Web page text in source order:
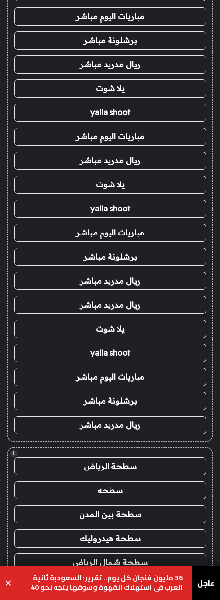
مباريات اليوم مباشر
برشلونة مباشر
ريال مدريد مباشر
يلا شوت
yalla shoot
مباريات اليوم مباشر
ريال مدريد مباشر
يلا شوت
yalla shoot
مباريات اليوم مباشر
برشلونة مباشر
ريال مدريد مباشر
ريال مدريد مباشر
يلا شوت
yalla shoot
مباريات اليوم مباشر
برشلونة مباشر
ريال مدريد مباشر
!
سطحة الرياض
سطحه
سطحة بين المدن
سطحة هيدروليك
سطحة شمال الرياض
سطحة غرب الرياض عاجل 36 مليون فنجان كل يوم.. تقرير: السعودية ثانية
العرب في استهلاك القهوة وسوقها يتجه نحو 40 ×